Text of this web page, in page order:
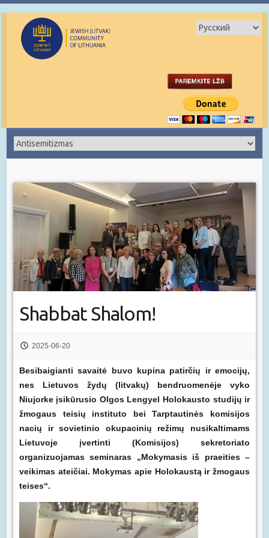
Shabbat Shalom!
2025-06-20
Besibaigianti savaitė buvo kupina patirčių ir emocijų,
nes Lietuvos žydų (litvakų) bendruomenėje vyko
Niujorke įsikūrusio Olgos Lengyel Holokausto studijų ir
žmogaus teisių instituto bei Tarptautinės komisijos
nacių ir sovietinio okupacinių režimų nusikaltimams
Lietuvoje įvertinti (Komisijos) sekretoriato
organizuojamas seminaras „Mokymasis iš praeities –
veikimas ateičiai. Mokymas apie Holokaustą ir žmogaus
teises“.